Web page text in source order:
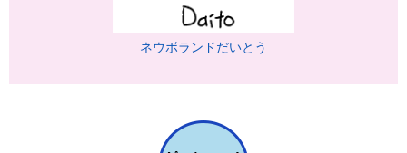
ネウボランドだいとう